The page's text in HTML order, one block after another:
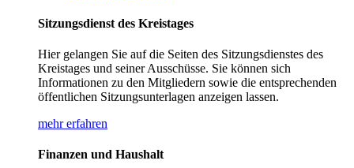
Sitzungsdienst des Kreistages
Hier gelangen Sie auf die Seiten des Sitzungsdienstes des
Kreistages und seiner Ausschüsse. Sie können sich
Informationen zu den Mitgliedern sowie die entsprechenden
öffentlichen Sitzungsunterlagen anzeigen lassen.
mehr erfahren
Finanzen und Haushalt